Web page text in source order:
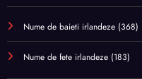
Nume de baieti irlandeze (368)
Nume de fete irlandeze (183)